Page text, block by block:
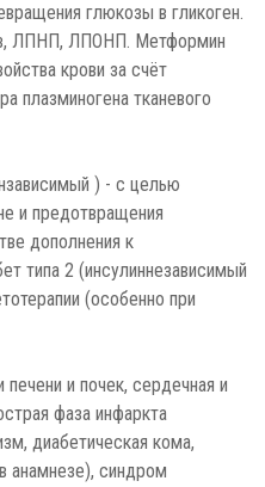
глюкозы в гликоген.
ЛПНП, ЛПОНП. Метформин
крови за счёт
плазминогена тканевого
) - c целью
и предотвращения
дополнения к
типа 2 (инсулиннезависимый
(особенно при
и почек, сердечная и
фаза инфаркта
диабетическая кома,
анамнезе), синдром